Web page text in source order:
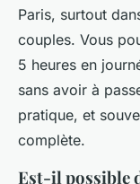
Paris, surtout
couples. Vous
5 heures en
sans avoir à
pratique, et
complète.
Est-il possible